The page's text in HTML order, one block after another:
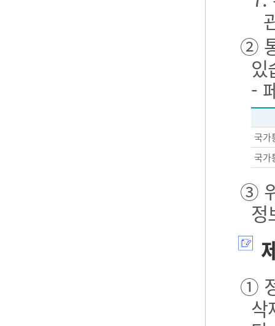
②
있
-
국가
국가
③
정
①
삭